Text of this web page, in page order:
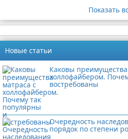
Показать
Новые статьи
Каковы
холлофайбером.
востребованы
Очередность
порядок по степени